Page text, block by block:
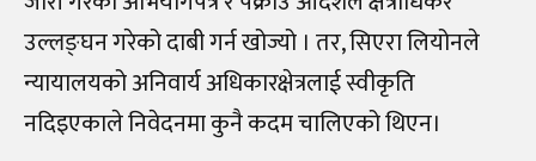
उल्लङ्घन गरेको दाबी गर्न खोज्यो । तर, सिएरा लियोनले
न्यायालयको अनिवार्य अधिकारक्षेत्रलाई स्वीकृति
नदिइएकाले निवेदनमा कुनै कदम चालिएको थिएन।